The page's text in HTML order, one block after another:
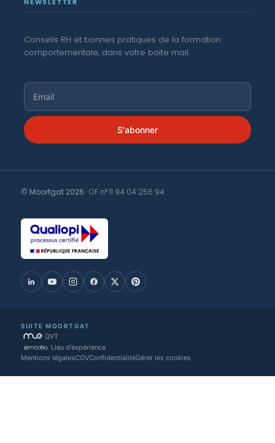
Conseils RH et bonnes pratiques de la formation
comportementale, dans votre boîte mail.
S'abonner
© Moortgat 2026 · OF n° 11 94 04 256 94
SUITE MOORTGAT
QVT
Lieu d'expérience
Mentions légalesCGVConfidentialitéGérer les cookies